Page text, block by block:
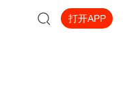
打开APP